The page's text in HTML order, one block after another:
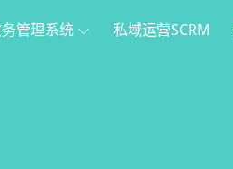
管理系统 私域运营SCRM